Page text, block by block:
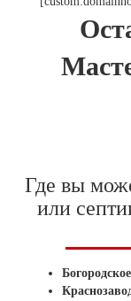
Где вы
или
Богородское